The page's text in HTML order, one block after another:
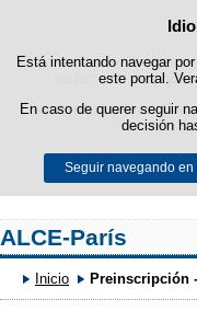
Esta web utiliza cookies
de terceros para
Puede obtener más
Está intentando navegar
este portal.
En caso de querer seguir
decisión
Seguir navegando en
ALCE-París
Inicio Preinscripción